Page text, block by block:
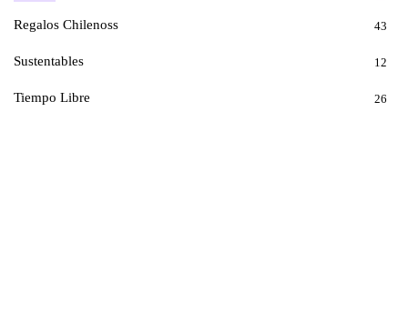
Regalos Chilenoss 43
Sustentables 12
Tiempo Libre 26